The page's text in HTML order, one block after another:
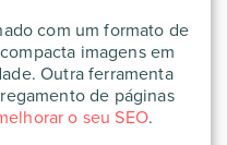
com um formato de
imagens em
Outra ferramenta
de páginas
o seu SEO.